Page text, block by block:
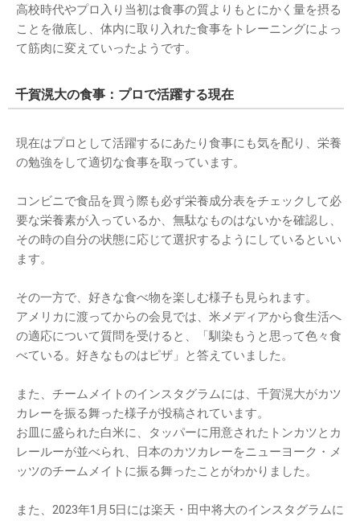
高校時代やプロ入り当初は食事の質よりもとにかく量を摂る
ことを徹底し、体内に取り入れた食事をトレーニングによっ
て筋肉に変えていったようです。
千賀滉大の食事：プロで活躍する現在
現在はプロとして活躍するにあたり食事にも気を配り、栄養
の勉強をして適切な食事を取っています。
コンビニで食品を買う際も必ず栄養成分表をチェックして必
要な栄養素が入っているか、無駄なものはないかを確認し、
その時の自分の状態に応じて選択するようにしているといい
ます。
その一方で、好きな食べ物を楽しむ様子も見られます。
アメリカに渡ってからの会見では、米メディアから食生活へ
の適応について質問を受けると、「馴染もうと思って色々食
べている。好きなものはピザ」と答えていました。
また、チームメイトのインスタグラムには、千賀滉大がカツ
カレーを振る舞った様子が投稿されています。
お皿に盛られた白米に、タッパーに用意されたトンカツとカ
レールーが並べられ、日本のカツカレーをニューヨーク・メ
ッツのチームメイトに振る舞ったことがわかりました。
また、2023年1月5日には楽天・田中将大のインスタグラムに